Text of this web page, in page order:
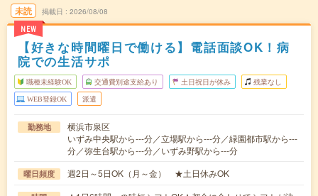
未読
NEW
掲載日 2026/08/08
【好きな時間曜日で働ける】電話面談OK！病
院での生活サポ
職種未経験OK 交通費別途支給あり 土日祝日が休み 残業なし
WEB登録OK 派遣
勤務地
横浜市泉区
いずみ中央駅から---分／立場駅から---分／緑園都市駅から---
分／弥生台駅から---分／いずみ野駅から---分
曜日頻度 週2日～5日OK（月～金） ★土日休みOK